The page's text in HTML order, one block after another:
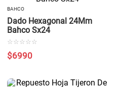
BAHCO
Dado Hexagonal 24Mm
Bahco Sx24
☆ ☆ ☆ ☆ ☆
$6990